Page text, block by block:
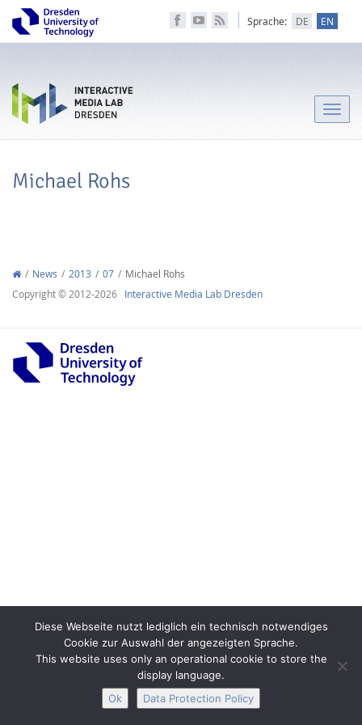
Sprache: DE EN
Toggle
Michael Rohs
News 2013 07
Michael Rohs
Copyright © 2012-2026 Interactive Media Lab Dresden
Diese Webseite nutzt lediglich ein technisch notwendiges
Cookie zur Auswahl der angezeigten Sprache.
This website uses only an operational cookie to store the
display language.
Ok
Data Protection Policy